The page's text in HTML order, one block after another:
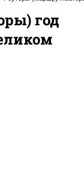
год